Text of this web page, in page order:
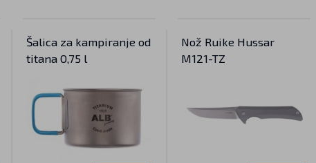
Šalica za kampiranje od
titana 0,75 l
Nož Ruike Hussar
M121-TZ